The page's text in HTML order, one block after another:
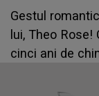
Gestul
lui, Theo
cinci ani de